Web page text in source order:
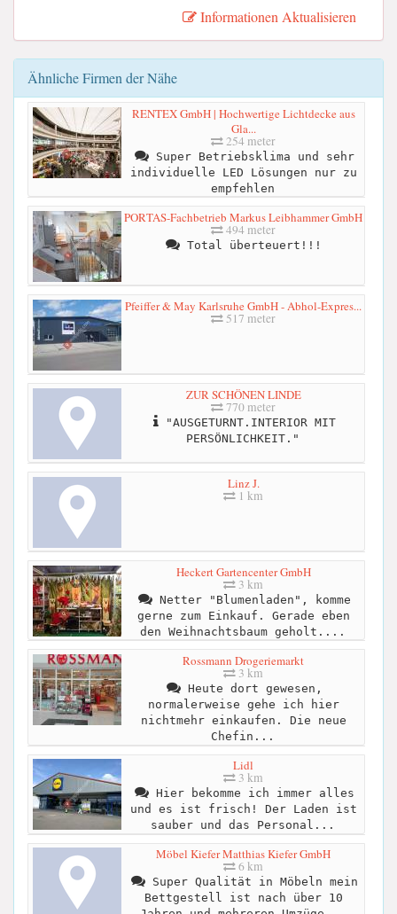
Informationen Aktualisieren
Ähnliche Firmen der Nähe
RENTEX GmbH | Hochwertige Lichtdecke aus
Gla...
254 meter
Super Betriebsklima und sehr
individuelle LED Lösungen nur zu
empfehlen
PORTAS-Fachbetrieb Markus Leibhammer GmbH
494 meter
Total überteuert!!!
Pfeiffer & May Karlsruhe GmbH - Abhol-Expres...
517 meter
ZUR SCHÖNEN LINDE
770 meter
"AUSGETURNT.INTERIOR MIT
PERSÖNLICHKEIT."
Linz J.
1 km
Heckert Gartencenter GmbH
3 km
Netter "Blumenladen", komme
gerne zum Einkauf. Gerade eben
den Weihnachtsbaum geholt....
Rossmann Drogeriemarkt
3 km
Heute dort gewesen,
normalerweise gehe ich hier
nichtmehr einkaufen. Die neue
Chefin...
Lidl
3 km
Hier bekomme ich immer alles
und es ist frisch! Der Laden ist
sauber und das Personal...
Möbel Kiefer Matthias Kiefer GmbH
6 km
Super Qualität in Möbeln mein
Bettgestell ist nach über 10